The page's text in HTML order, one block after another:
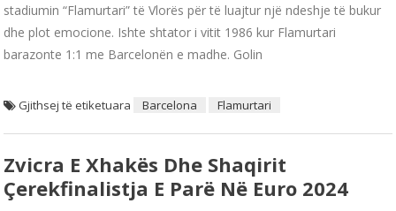
stadiumin “Flamurtari” të Vlorës për të luajtur një ndeshje të bukur
dhe plot emocione. Ishte shtator i vitit 1986 kur Flamurtari
barazonte 1:1 me Barcelonën e madhe. Golin
Gjithsej të etiketuara Barcelona Flamurtari
Zvicra E Xhakës Dhe Shaqirit
Çerekfinalistja E Parë Në Euro 2024